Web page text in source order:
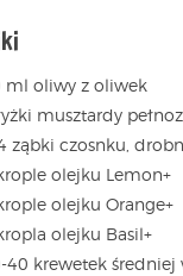
ml oliwy z oliwek
musztardy
ząbki czosnku,
olejku Lemon+
olejku Orange+
kropla olejku Basil+
40 krewetek średniej